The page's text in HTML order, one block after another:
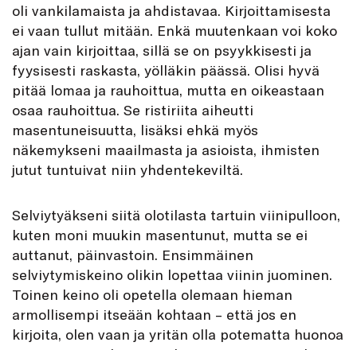
oli vankilamaista ja ahdistavaa. Kirjoittamisesta
ei vaan tullut mitään. Enkä muutenkaan voi koko
ajan vain kirjoittaa, sillä se on psyykkisesti ja
fyysisesti raskasta, yölläkin päässä. Olisi hyvä
pitää lomaa ja rauhoittua, mutta en oikeastaan
osaa rauhoittua. Se ristiriita aiheutti
masentuneisuutta, lisäksi ehkä myös
näkemykseni maailmasta ja asioista, ihmisten
jutut tuntuivat niin yhdentekeviltä.
Selviytyäkseni siitä olotilasta tartuin viinipulloon,
kuten moni muukin masentunut, mutta se ei
auttanut, päinvastoin. Ensimmäinen
selviytymiskeino olikin lopettaa viinin juominen.
Toinen keino oli opetella olemaan hieman
armollisempi itseään kohtaan – että jos en
kirjoita, olen vaan ja yritän olla potematta huonoa